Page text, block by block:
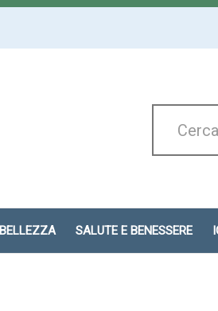
Prodotto
BELLEZZA SALUTE E BENESSERE